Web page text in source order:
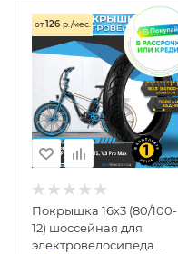
от126 р./мес.
Покрышка 16х3 (80/100-
12) шоссейная для
электровелосипеда